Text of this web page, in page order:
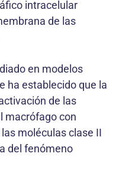
intracelular
de las
en modelos
ha establecido que la
de las
macrófago con
moléculas clase II
del fenómeno